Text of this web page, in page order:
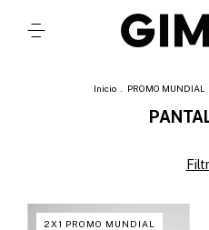
Inicio PROMO MUNDIAL
2X1 PROMO MUNDIAL